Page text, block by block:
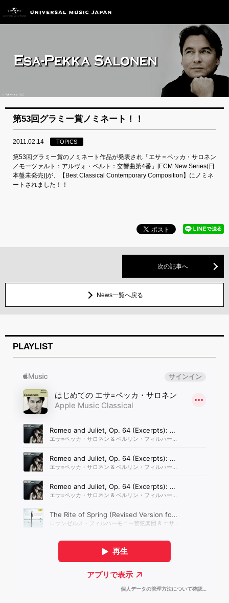
第53回グラミー賞ノミネート！！
2011.02.14 TOPICS
第53回グラミー賞のノミネート作品が発表され「エサ＝ペッカ・サロネン
／モーツァルト：アルヴォ・ペルト：交響曲第4番」[ECM New Series(日
本盤未発売)]が、【Best Classical Contemporary Composition】にノミネ
ートされました！！
次の記事へ
News一覧へ戻る
PLAYLIST